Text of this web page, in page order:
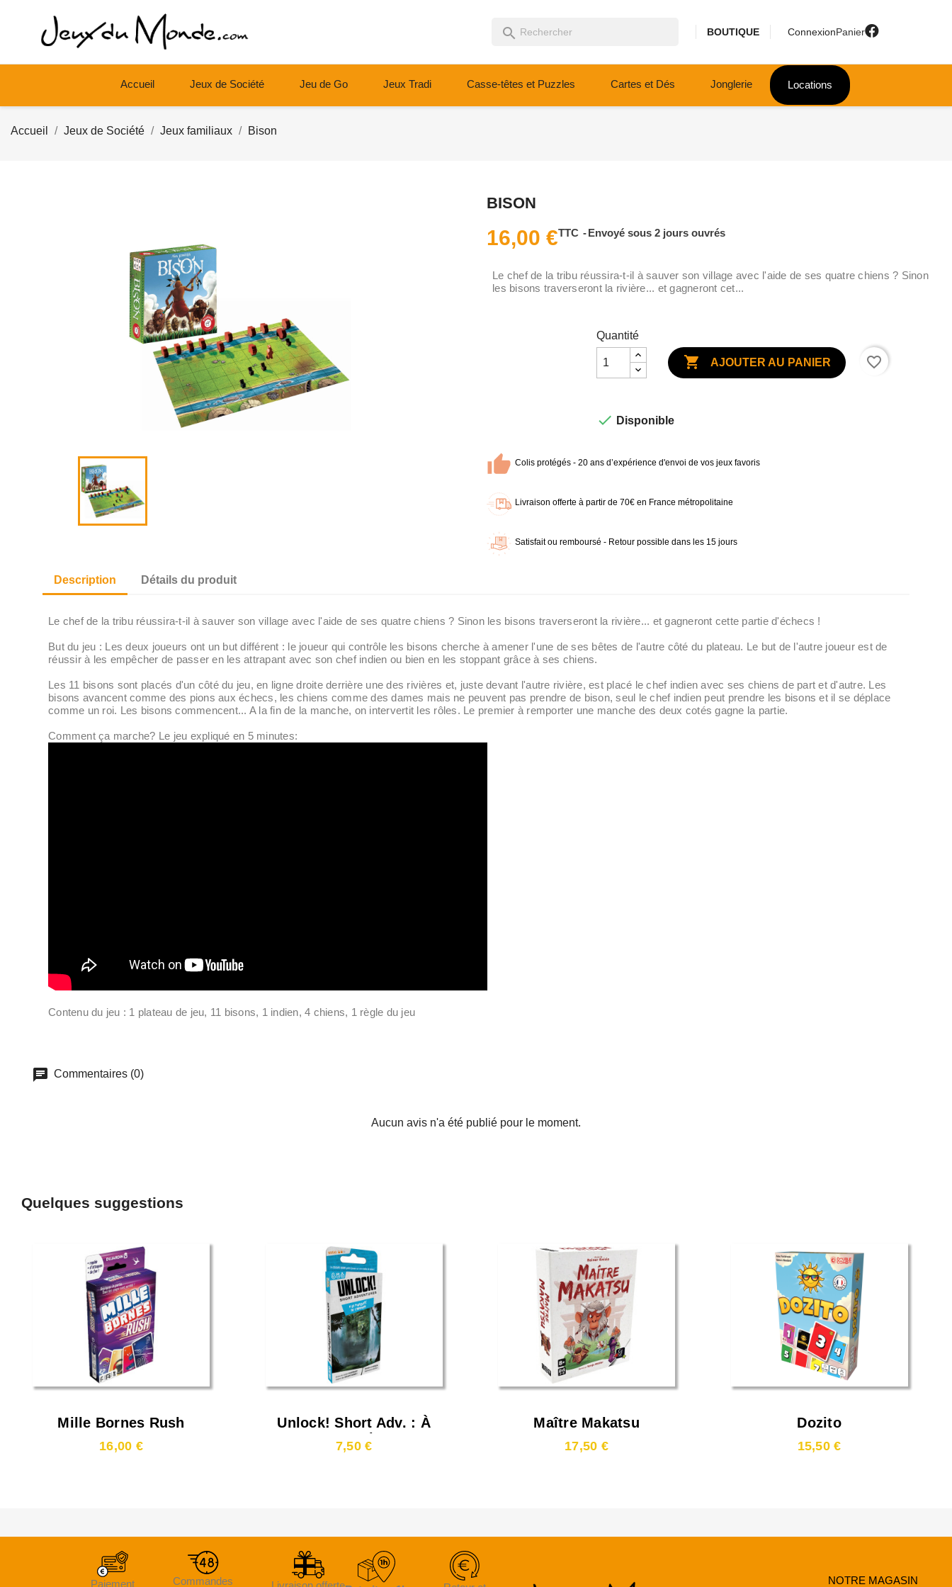
search BOUTIQUE ConnexionPanier
Accueil Jeux de Société Jeu de Go Jeux Tradi Casse-têtes et Puzzles Cartes et Dés Jonglerie Locations
Accueil Jeux de Société Jeux familiaux Bison
BISON
16,00 €TTC Envoyé sous 2 jours ouvrés
Le chef de la tribu réussira-t-il à sauver son village avec l'aide de ses quatre chiens ? Sinon
les bisons traverseront la rivière... et gagneront cet...
Quantité
 AJOUTER AU PANIER favorite_border
 Disponible
Colis protégés - 20 ans d’expérience d'envoi de vos jeux favoris
Livraison offerte à partir de 70€ en France métropolitaine
Satisfait ou remboursé - Retour possible dans les 15 jours
Description Détails du produit
Le chef de la tribu réussira-t-il à sauver son village avec l'aide de ses quatre chiens ? Sinon les bisons traverseront la rivière... et gagneront cette partie d'échecs !
But du jeu : Les deux joueurs ont un but différent : le joueur qui contrôle les bisons cherche à amener l'une de ses bêtes de l'autre côté du plateau. Le but de l'autre joueur est de
réussir à les empêcher de passer en les attrapant avec son chef indien ou bien en les stoppant grâce à ses chiens.
Les 11 bisons sont placés d'un côté du jeu, en ligne droite derrière une des rivières et, juste devant l'autre rivière, est placé le chef indien avec ses chiens de part et d'autre. Les
bisons avancent comme des pions aux échecs, les chiens comme des dames mais ne peuvent pas prendre de bison, seul le chef indien peut prendre les bisons et il se déplace
comme un roi. Les bisons commencent... A la fin de la manche, on intervertit les rôles. Le premier à remporter une manche des deux cotés gagne la partie.
Comment ça marche? Le jeu expliqué en 5 minutes:
Contenu du jeu : 1 plateau de jeu, 11 bisons, 1 indien, 4 chiens, 1 règle du jeu
Commentaires (0)
Aucun avis n'a été publié pour le moment.
Quelques suggestions
Mille Bornes Rush
16,00 €
Unlock! Short Adv. : À
La Poursuite De
Cabrakan**
7,50 €
Maître Makatsu
17,50 €
Dozito
15,50 €
Paiement Commandes NOTRE MAGASIN